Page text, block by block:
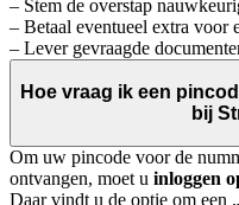
– Stem de overstap
– Betaal eventueel extra voor
– Lever gevraagde
Hoe vraag ik een
bij
Om uw pincode voor de
ontvangen, moet u inloggen
Daar vindt u de optie om een